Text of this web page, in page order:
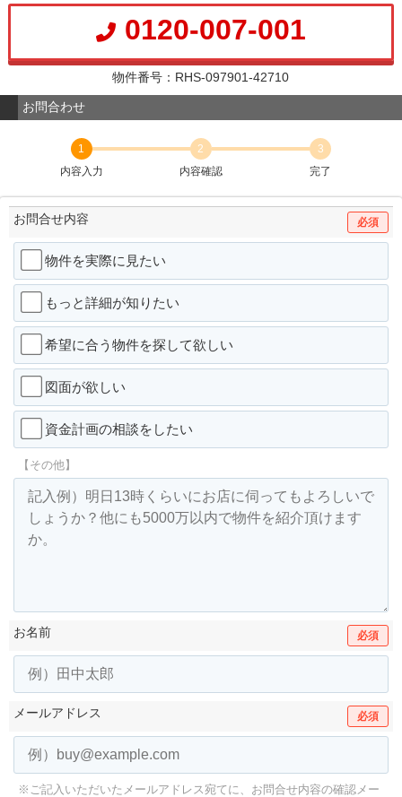
0120-007-001
物件番号：RHS-097901-42710
お問合わせ
1
内容入力
2
内容確認
3
完了
お問合せ内容 必須
物件を実際に見たい
もっと詳細が知りたい
希望に合う物件を探して欲しい
図面が欲しい
資金計画の相談をしたい
【その他】
お名前 必須
メールアドレス 必須
※ご記入いただいたメールアドレス宛てに、お問合せ内容の確認メー